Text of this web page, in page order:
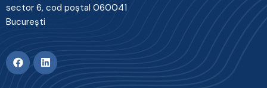
sector 6, cod poştal 060041
Bucureşti